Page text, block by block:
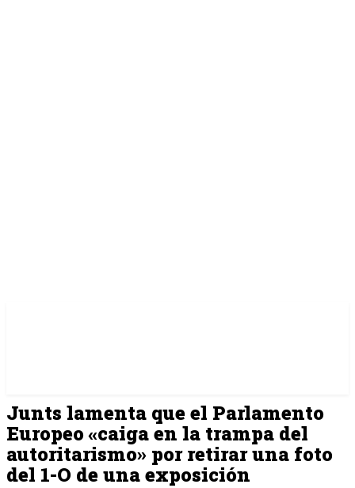
Junts lamenta que el Parlamento
Europeo «caiga en la trampa del
autoritarismo» por retirar una foto
del 1-O de una exposición